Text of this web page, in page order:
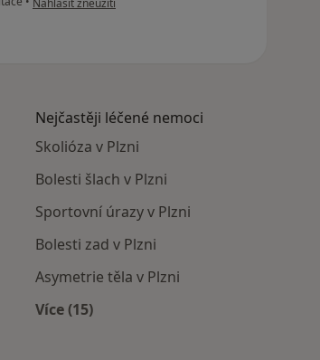
Nahlásit zneužití
Nejčastěji léčené nemoci
Skolióza v Plzni
Bolesti šlach v Plzni
Sportovní úrazy v Plzni
Bolesti zad v Plzni
Asymetrie těla v Plzni
Více (15)